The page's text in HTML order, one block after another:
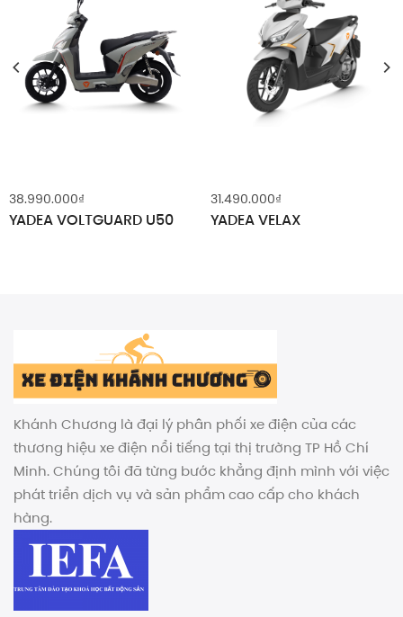
38.990.000₫
YADEA VOLTGUARD U50
31.490.000₫
YADEA VELAX
Khánh Chương là đại lý phân phối xe điện của các
thương hiệu xe điện nổi tiếng tại thị trường TP Hồ Chí
Minh. Chúng tôi đã từng bước khẳng định mình với việc
phát triển dịch vụ và sản phẩm cao cấp cho khách
hàng.